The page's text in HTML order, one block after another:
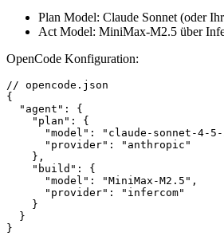
Plan Model: Claude Sonnet (oder
Act Model: MiniMax-M2.5 über
OpenCode Konfiguration:
// opencode.json
{
  "agent": {
    "plan": {
"model": "claude-sonnet-4-
      "provider": "anthropic"
    },
    "build": {
      "model": "MiniMax-M2.5",
      "provider": "infercom"
    }
  }
}